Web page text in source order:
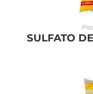
SULFATO